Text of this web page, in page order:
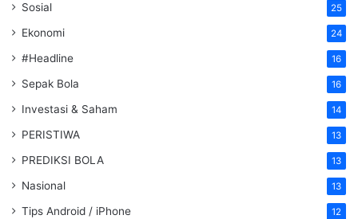
Sosial 25
Ekonomi 24
#Headline 16
Sepak Bola 16
Investasi & Saham 14
PERISTIWA 13
PREDIKSI BOLA 13
Nasional 13
Tips Android / iPhone 12